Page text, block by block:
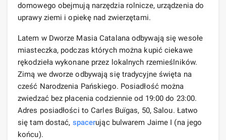
domowego obejmują narzędzia rolnicze, urządzenia do
uprawy ziemi i opiekę nad zwierzętami.
Latem w Dworze Masia Catalana odbywają się wesołe
miasteczka, podczas których można kupić ciekawe
rękodzieła wykonane przez lokalnych rzemieślników.
Zimą we dworze odbywają się tradycyjne święta na
cześć Narodzenia Pańskiego. Posiadłość można
zwiedzać bez płacenia codziennie od 19:00 do 23:00.
Adres posiadłości to Carles Buïgas, 50, Salou. Łatwo
się tam dostać, spacerując bulwarem Jaime I (na jego
końcu).